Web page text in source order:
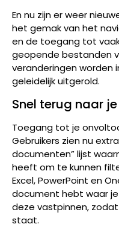
En nu zijn er weer
het gemak van het
en de toegang tot
geopende bestanden
veranderingen worden
geleidelijk uitgerold.
Snel terug naar
Toegang tot je
Gebruikers zien nu
documenten” lijst
heeft om te kunnen
Excel, PowerPoint en
document hebt waar
deze vastpinnen,
staat.